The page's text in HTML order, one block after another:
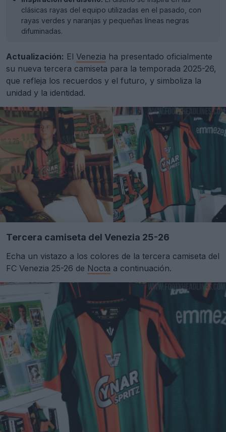
clásicas rayas del equipo utilizadas en el pasado, con
rayas verdes y naranjas y pequeñas líneas negras
difuminadas.
Actualización: El Venezia ha presentado oficialmente
su nueva tercera camiseta para la temporada 2025-26,
que refleja los recuerdos y el futuro, y simboliza la
unidad y la identidad.
Tercera camiseta del Venezia 25-26
Echa un vistazo a los colores de la tercera camiseta del
FC Venezia 25-26 de Nocta a continuación.